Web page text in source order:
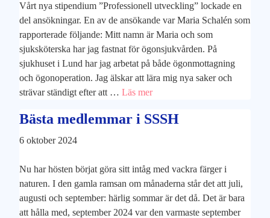
Vårt nya stipendium ”Professionell utveckling” lockade en
del ansökningar. En av de ansökande var Maria Schalén som
rapporterade följande: Mitt namn är Maria och som
sjuksköterska har jag fastnat för ögonsjukvården. På
sjukhuset i Lund har jag arbetat på både ögonmottagning
och ögonoperation. Jag älskar att lära mig nya saker och
strävar ständigt efter att … Läs mer
Bästa medlemmar i SSSH
6 oktober 2024
Nu har hösten börjat göra sitt intåg med vackra färger i
naturen. I den gamla ramsan om månaderna står det att juli,
augusti och september: härlig sommar är det då. Det är bara
att hålla med, september 2024 var den varmaste september